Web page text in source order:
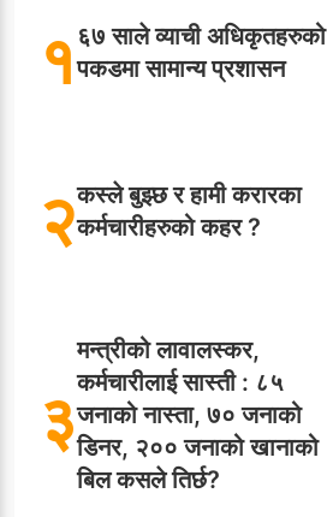
१६७ साले व्याची अधिकृतहरुको
पकडमा सामान्य प्रशासन
२कस्ले बुझ्छ र हामी करारका
कर्मचारीहरुको कहर ?
३
मन्त्रीको लावालस्कर,
कर्मचारीलाई सास्ती : ८५
जनाको नास्ता, ७० जनाको
डिनर, २०० जनाको खानाको
बिल कसले तिर्छ?